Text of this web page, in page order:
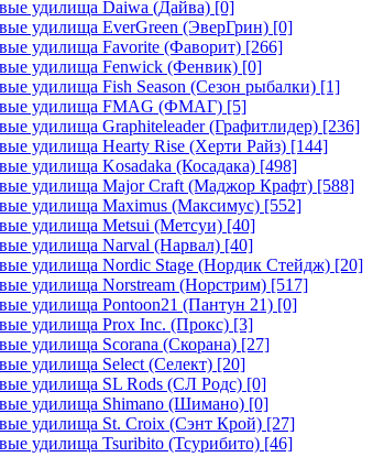
удилища Daiwa (Дайва) [0]
удилища EverGreen (ЭверГрин) [0]
удилища Favorite (Фаворит) [266]
удилища Fenwick (Фенвик) [0]
удилища Fish Season (Сезон рыбалки) [1]
удилища FMAG (ФМАГ) [5]
удилища Graphiteleader (Графитлидер) [236]
удилища Hearty Rise (Херти Райз) [144]
удилища Kosadaka (Косадака) [498]
удилища Major Craft (Маджор Крафт) [588]
удилища Maximus (Максимус) [552]
удилища Metsui (Метсуи) [40]
удилища Narval (Нарвал) [40]
удилища Nordic Stage (Нордик Стейдж) [20]
удилища Norstream (Норстрим) [517]
удилища Pontoon21 (Пантун 21) [0]
удилища Prox Inc. (Прокс) [3]
удилища Scorana (Скорана) [27]
удилища Select (Селект) [20]
удилища SL Rods (СЛ Родс) [0]
удилища Shimano (Шимано) [0]
удилища St. Croix (Сэнт Крой) [27]
удилища Tsuribito (Тсурибито) [46]